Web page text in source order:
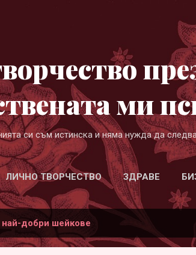
ми
си съм истинска и няма нужда да
ЛИЧНО ТВОРЧЕСТВО ЗДРАВЕ
най-добри шейкове